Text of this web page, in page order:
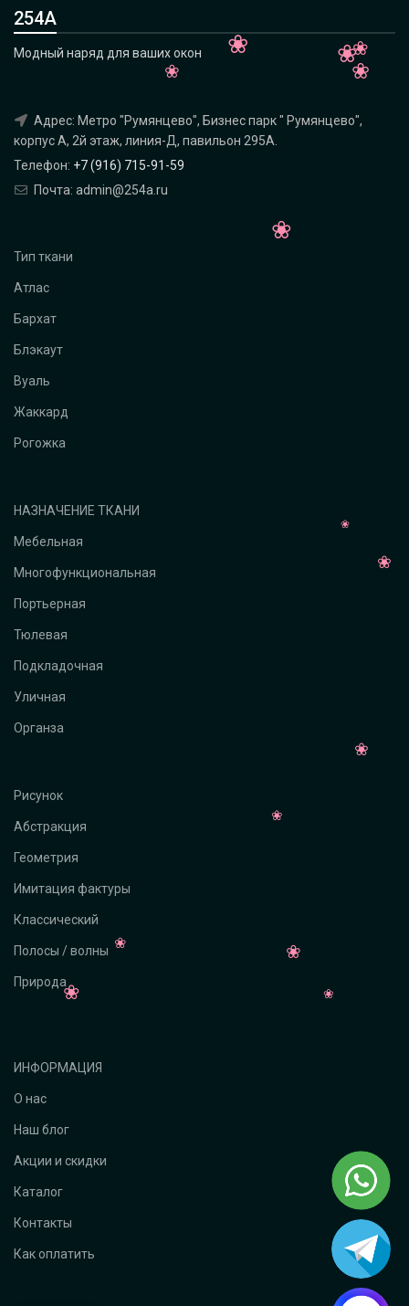
254А
Модный наряд для ваших окон
Адрес: Метро "Румянцево", Бизнес парк " Румянцево",
корпус А, 2й этаж, линия-Д, павильон 295A.
Телефон: +7 (916) 715-91-59
Почта: admin@254a.ru
Тип ткани
Атлас
Бархат
Блэкаут
Вуаль
Жаккард
Рогожка
НАЗНАЧЕНИЕ ТКАНИ
Мебельная
Многофункциональная
Портьерная
Тюлевая
Подкладочная
Уличная
Органза
Рисунок
Абстракция
Геометрия
Имитация фактуры
Классический
Полосы / волны
Природа
ИНФОРМАЦИЯ
О нас
Наш блог
Акции и скидки
Каталог
Контакты
Как оплатить